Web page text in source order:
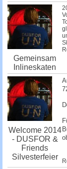
Gemeinsam
Inlineskaten
Welcome 2014
- DUSFOR &
Friends
Silvesterfeier